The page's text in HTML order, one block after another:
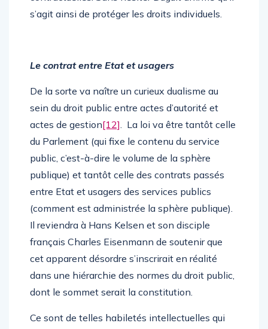
s’agit ainsi de protéger les droits individuels.
Le contrat entre Etat et usagers
De la sorte va naître un curieux dualisme au
sein du droit public entre actes d’autorité et
actes de gestion[12]. La loi va être tantôt celle
du Parlement (qui fixe le contenu du service
public, c’est-à-dire le volume de la sphère
publique) et tantôt celle des contrats passés
entre Etat et usagers des services publics
(comment est administrée la sphère publique).
Il reviendra à Hans Kelsen et son disciple
français Charles Eisenmann de soutenir que
cet apparent désordre s’inscrirait en réalité
dans une hiérarchie des normes du droit public,
dont le sommet serait la constitution.
Ce sont de telles habiletés intellectuelles qui